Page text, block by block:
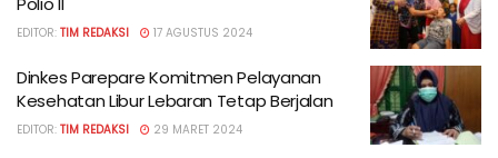
EDITOR: TIM REDAKSI 17 AGUSTUS 2024
Dinkes Parepare Komitmen Pelayanan
Kesehatan Libur Lebaran Tetap Berjalan
EDITOR: TIM REDAKSI 29 MARET 2024